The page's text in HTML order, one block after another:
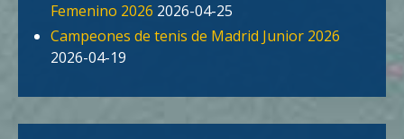
Femenino 2026 2026-04-25
Campeones de tenis de Madrid Junior 2026
2026-04-19